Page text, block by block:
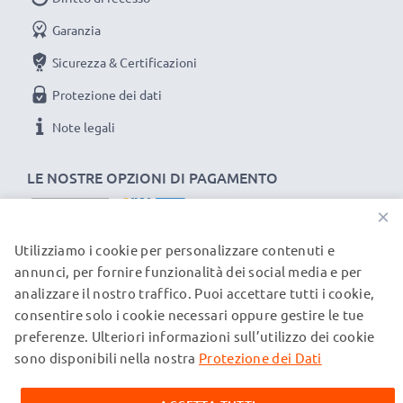
Sostituisci la batteria, non la macchina fotografica! È la
scelta più intelligente e più ecosostenibile che tu
possa fare, efficientando e riducendo l’impatto
ambientale e gli scarti superflui.
Scegli CELLONIC, scegli la lunga durata e l'efficienza,
non fare compromessi sulla qualità: ordina ora!
LE NOSTRE OPZIONI DI PAGAMENTO
Garanzia
Sicurezza & Certificazioni
Protezione dei dati
Note legali
I NOSTRI PARTNER DI SPEDIZIONE
© subtel.ch 2026
Tutti i prezzi sono comprensivi di IVA e al netto dei costi di
spedizione. Si prega di notare che tutti i marchi citati sono
menzionati sulle nostre pagine web esclusivamente per
×
Utilizziamo i cookie per personalizzare contenuti e
annunci, per fornire funzionalità dei social media e per
analizzare il nostro traffico. Puoi accettare tutti i cookie,
consentire solo i cookie necessari oppure gestire le tue
preferenze. Ulteriori informazioni sull’utilizzo dei cookie
sono disponibili nella nostra Protezione dei Dati